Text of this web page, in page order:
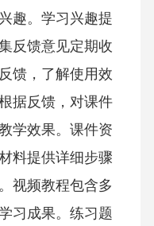
趣。学习兴趣提
反馈意见定期收
馈，了解使用效
据反馈，对课件
学效果。课件资
料提供详细步骤
视频教程包含多
习成果。练习题